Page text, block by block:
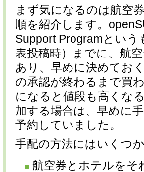
まず気になるのは航空
順を紹介します。
Support Programとい
表投稿時）までに、航
あり、早めに決めてお
の承認が終わるまで買
になると値段も高くな
加する場合は、早めに
予約していました。
手配の方法にはいくつ
航空券とホテルをそ